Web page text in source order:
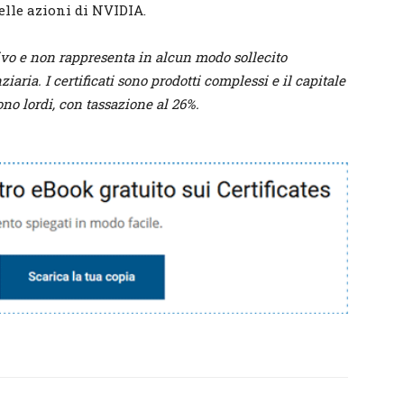
azioni di NVIDIA.
e non rappresenta in alcun modo sollecito
I certificati sono prodotti complessi e il capitale
lordi, con tassazione al 26%.